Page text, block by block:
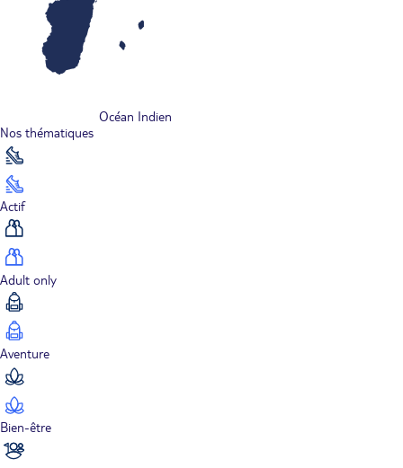
Océan Indien
Nos thématiques
Actif
Adult only
Aventure
Bien-être